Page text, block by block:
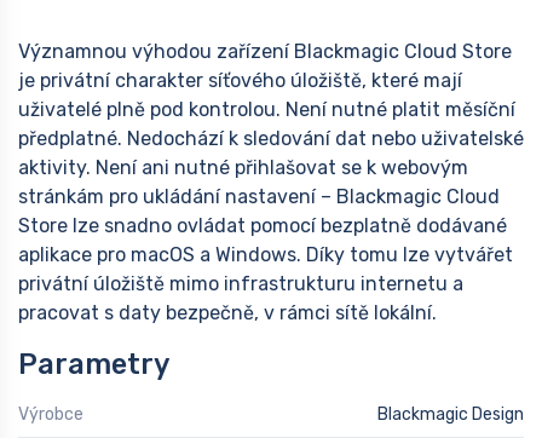
Významnou výhodou zařízení Blackmagic Cloud Store
je privátní charakter síťového úložiště, které mají
uživatelé plně pod kontrolou. Není nutné platit měsíční
předplatné. Nedochází k sledování dat nebo uživatelské
aktivity. Není ani nutné přihlašovat se k webovým
stránkám pro ukládání nastavení – Blackmagic Cloud
Store lze snadno ovládat pomocí bezplatně dodávané
aplikace pro macOS a Windows. Díky tomu lze vytvářet
privátní úložiště mimo infrastrukturu internetu a
pracovat s daty bezpečně, v rámci sítě lokální.
Parametry
Výrobce Blackmagic Design